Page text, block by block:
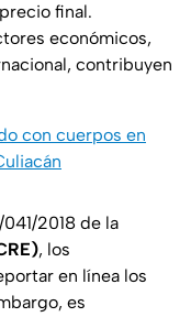
final.
económicos,
contribuyen
con cuerpos en
2018 de la
, los
en línea los
es